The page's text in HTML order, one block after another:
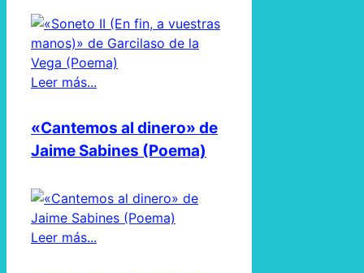
Leer más...
«Cantemos al dinero» de
Jaime Sabines (Poema)
Leer más...